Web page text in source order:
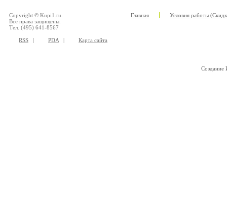
Copyright © Kupi1.ru.
Все права защищены.
Тел. (495) 641-8567
RSS | PDA | Карта сайта
Главная Условия работы
Создание